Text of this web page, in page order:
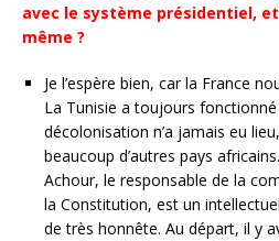
avec le système présidentiel,
même ?
Je l’espère bien, car la France
La Tunisie a toujours
décolonisation n’a jamais eu
beaucoup d’autres pays
Achour, le responsable de la
la Constitution, est un
de très honnête. Au départ, il y